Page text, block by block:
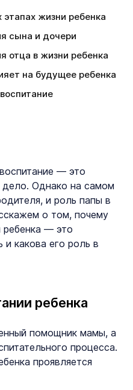
жизни ребенка
сына и дочери
отца в жизни ребенка
на будущее ребенка
— это
Однако на самом
и роль папы в
о том, почему
ребенка — это
какова его роль в
ребенка
помощник мамы, а
процесса.
проявляется